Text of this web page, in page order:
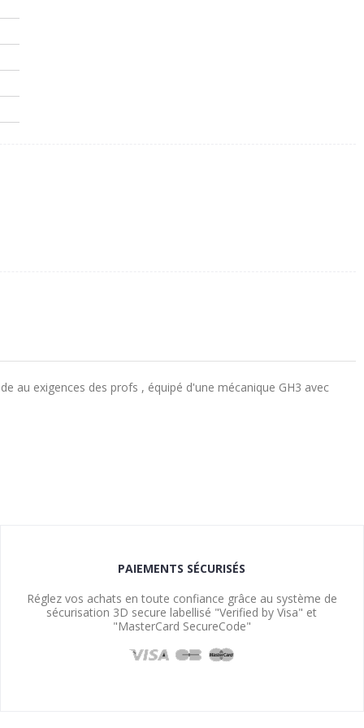
au exigences des profs , équipé d'une mécanique GH3 avec
PAIEMENTS SÉCURISÉS
Réglez vos achats en toute confiance grâce au système de
sécurisation 3D secure labellisé "Verified by Visa" et
"MasterCard SecureCode"